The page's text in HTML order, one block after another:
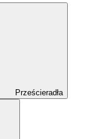
Prześcieradła